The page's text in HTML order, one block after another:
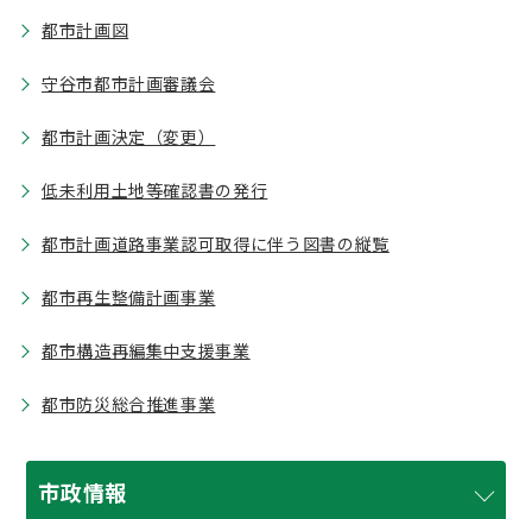
都市計画図
守谷市都市計画審議会
都市計画決定（変更）
低未利用土地等確認書の発行
都市計画道路事業認可取得に伴う図書の縦覧
都市再生整備計画事業
都市構造再編集中支援事業
都市防災総合推進事業
市政情報